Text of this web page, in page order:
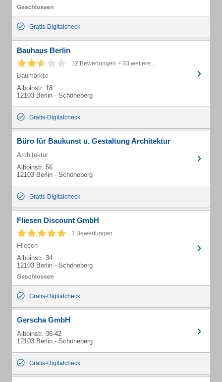
Gratis-Digitalcheck
Bauhaus Berlin
12 Bewertungen + 33 weitere...
Baumärkte
Alboinstr. 18
12103 Berlin - Schöneberg
Gratis-Digitalcheck
Büro für Baukunst u. Gestaltung Architektur
Architektur
Alboinstr. 56
12103 Berlin - Schöneberg
Gratis-Digitalcheck
Fliesen Discount GmbH
2 Bewertungen
Fliesen
Alboinstr. 34
12103 Berlin - Schöneberg
Gratis-Digitalcheck
Gerscha GmbH
Alboinstr. 36-42
12103 Berlin - Schöneberg
Gratis-Digitalcheck